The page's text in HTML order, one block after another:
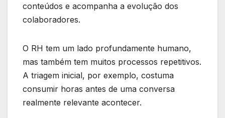
conteúdos e acompanha a evolução dos
colaboradores.
O RH tem um lado profundamente humano,
mas também tem muitos processos repetitivos.
A triagem inicial, por exemplo, costuma
consumir horas antes de uma conversa
realmente relevante acontecer.